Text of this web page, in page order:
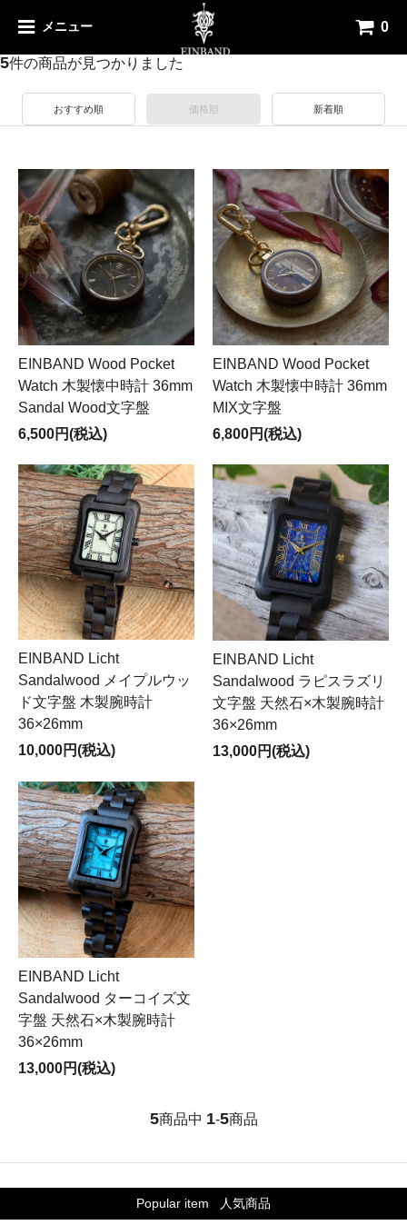
メニュー 0
【36mm】の検索結果
5件の商品が見つかりました
おすすめ順 価格順 新着順
EINBAND Wood Pocket
Watch 木製懐中時計 36mm
Sandal Wood文字盤
6,500円(税込)
EINBAND Wood Pocket
Watch 木製懐中時計 36mm
MIX文字盤
6,800円(税込)
EINBAND Licht
Sandalwood メイプルウッ
ド文字盤 木製腕時計
36×26mm
10,000円(税込)
EINBAND Licht
Sandalwood ラピスラズリ
文字盤 天然石×木製腕時計
36×26mm
13,000円(税込)
EINBAND Licht
Sandalwood ターコイズ文
字盤 天然石×木製腕時計
36×26mm
13,000円(税込)
5商品中 1-5商品
Popular item 人気商品